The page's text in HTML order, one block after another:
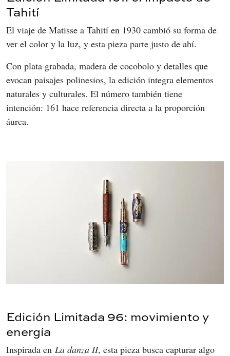
Tahití
El viaje de Matisse a Tahití en 1930 cambió su forma de
ver el color y la luz, y esta pieza parte justo de ahí.
Con plata grabada, madera de cocobolo y detalles que
evocan paisajes polinesios, la edición integra elementos
naturales y culturales. El número también tiene
intención: 161 hace referencia directa a la proporción
áurea.
Edición Limitada 96: movimiento y
energía
Inspirada en La danza II, esta pieza busca capturar algo